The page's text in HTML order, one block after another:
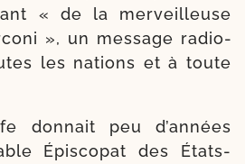
« de la mer­veilleuse
», un mes­sage radio­
les nations et à toute
don­nait peu d’an­nées
Épiscopat des États-​